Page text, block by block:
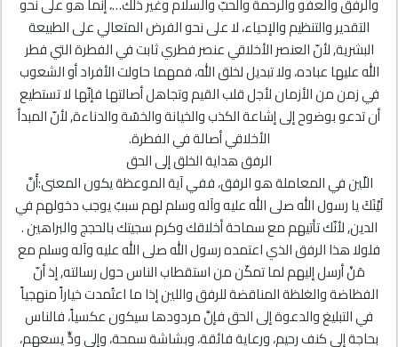
التقدير والتنظيم والإحياء، لا على نحو الفرض المتعالي على الطبيعة
البشرية, لأنّ العنصر الأخلاقي عنصر فطري ثابت في الفطرة التي فطر
الله عليها عباده، ولا تبديل لخلق الله، فمهما حاولت الأفراد أو الشعوب
في زمن من الأزمان لأجل قلب القيم وتجاهل أصالتها فإنّها لا تستطيع
أن تدعو بوضوح إلى إشاعة الكذب والخيانة والخسّة والدناءة, لأنّ المبدأ
الأخلاقي أصالة في الفطرة.
الرفق هداية الخلق إلى الحق
اللّين في المعاملة هو الرفق، ففي آية الموعظة يكون المعنى:أَنَّ
لَيْنَكَ يا رسول الله صلى الله عليه وآله وسلم لهم سببٌ يوجب دخولهم في
الدين, لأنّك تأتيهم مع سماحة أخلاقك وكرم سجيتك بالحجج والبراهين .
فلولا هذا الرفق الذي اعتمده رسول الله صلى الله عليه وآله وسلم مع
مَنْ أرسل إليهم لما تمكّن من استقطاب الناس حول رسالته, إذ أنّ
الفظاضة والغلظة المناقضة للرفق واللين إذا ما اعتُمدت خياراً منهجياً
في التبليغ والدعوة إلى الحق فإنَّ مردودها سيكون عكسياً، فالناس
بحاجة إلى كنف رحيم، ورعاية فائقة، وبشاشة سمحة، وإلى ودٍّ يسعهم،